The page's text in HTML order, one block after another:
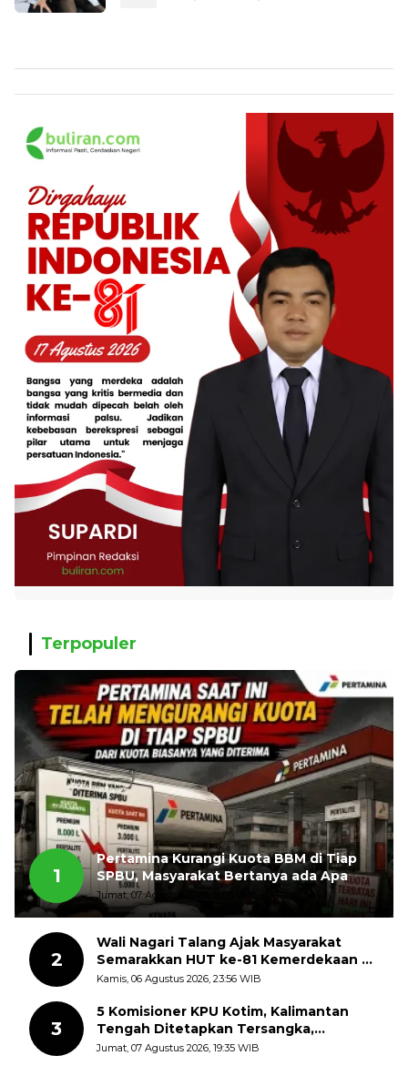
Terpopuler
1
Pertamina Kurangi Kuota BBM di Tiap
SPBU, Masyarakat Bertanya ada Apa
Jumat, 07 Agustus 2026, 11:03 WIB
2
Wali Nagari Talang Ajak Masyarakat
Semarakkan HUT ke-81 Kemerdekaan RI
dengan Mengibarkan Bendera Merah
Kamis, 06 Agustus 2026, 23:56 WIB
3
5 Komisioner KPU Kotim, Kalimantan
Tengah Ditetapkan Tersangka,
Kerugian Negara ditaksir 10 Milyard
Jumat, 07 Agustus 2026, 19:35 WIB